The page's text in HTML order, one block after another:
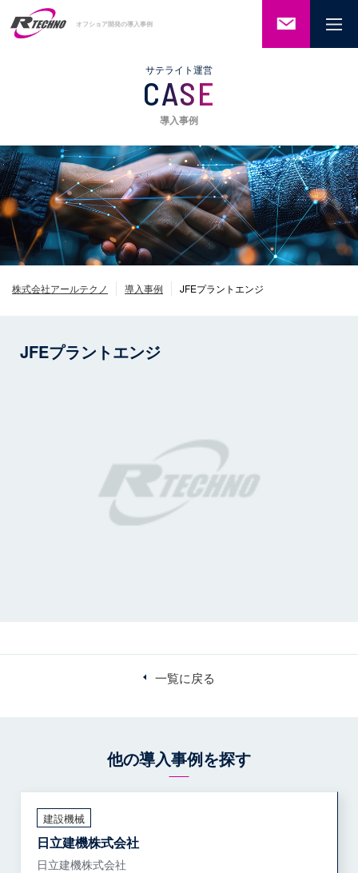
オフショア開発の導入事例 ご相談・
わせ
サテライト運営
CASE
導入事例
株式会社アールテクノ 導入事例 JFEプラントエンジ
JFEプラントエンジ
一覧に戻る
他の導入事例を探す
建設機械
日立建機株式会社
日立建機株式会社